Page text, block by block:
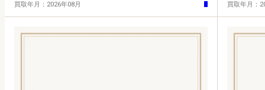
買取年月：2026年08月 買取年月：